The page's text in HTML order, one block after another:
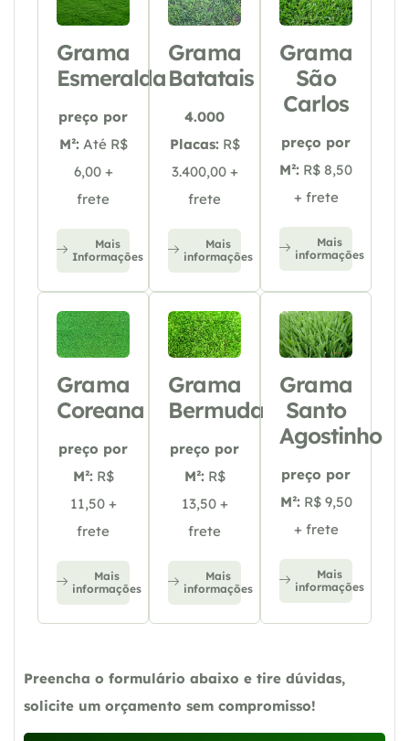
Grama
Esmeralda
preço por
M²: Até R$
6,00 +
frete
Mais
Informações
Grama
Batatais
4.000
Placas: R$
3.400,00 +
frete
Mais
informações
Grama
São
Carlos
preço por
M²: R$ 8,50
+ frete
Mais
informações
Grama
Coreana
preço por
M²: R$
11,50 +
frete
Mais
informações
Grama
Bermuda
preço por
M²: R$
13,50 +
frete
Mais
informações
Grama
Santo
Agostinho
preço por
M²: R$ 9,50
+ frete
Mais
informações
Preencha o formulário abaixo e tire dúvidas,
solicite um orçamento sem compromisso!